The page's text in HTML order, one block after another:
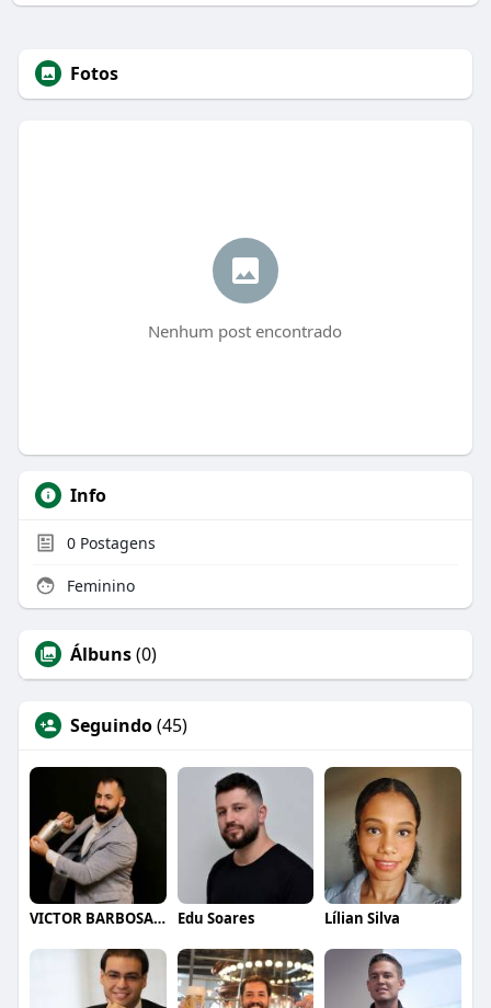
Fotos
Nenhum post encontrado
Info
0Postagens
Feminino
Álbuns(0)
Seguindo(45)
VICTOR BARBOSA QUARANTA Edu Soares Lílian Silva